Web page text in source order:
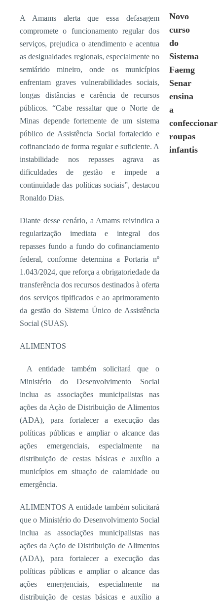
A Amams alerta que essa defasagem
compromete o funcionamento regular dos
serviços, prejudica o atendimento e acentua
as desigualdades regionais, especialmente no
semiárido mineiro, onde os municípios
enfrentam graves vulnerabilidades sociais,
longas distâncias e carência de recursos
públicos. “Cabe ressaltar que o Norte de
Minas depende fortemente de um sistema
público de Assistência Social fortalecido e
cofinanciado de forma regular e suficiente. A
instabilidade nos repasses agrava as
dificuldades de gestão e impede a
continuidade das políticas sociais”, destacou
Ronaldo Dias.
Diante desse cenário, a Amams reivindica a
regularização imediata e integral dos
repasses fundo a fundo do cofinanciamento
federal, conforme determina a Portaria nº
1.043/2024, que reforça a obrigatoriedade da
transferência dos recursos destinados à oferta
dos serviços tipificados e ao aprimoramento
da gestão do Sistema Único de Assistência
Social (SUAS).
ALIMENTOS
A entidade também solicitará que o
Ministério do Desenvolvimento Social
inclua as associações municipalistas nas
ações da Ação de Distribuição de Alimentos
(ADA), para fortalecer a execução das
políticas públicas e ampliar o alcance das
ações emergenciais, especialmente na
distribuição de cestas básicas e auxílio a
municípios em situação de calamidade ou
emergência.
ALIMENTOS A entidade também solicitará
que o Ministério do Desenvolvimento Social
inclua as associações municipalistas nas
ações da Ação de Distribuição de Alimentos
(ADA), para fortalecer a execução das
políticas públicas e ampliar o alcance das
ações emergenciais, especialmente na
distribuição de cestas básicas e auxílio a
Novo
curso
do
Sistema
Faemg
Senar
ensina
a
confeccionar
roupas
infantis